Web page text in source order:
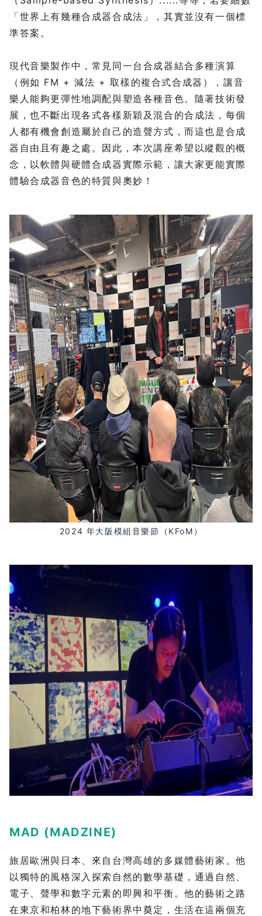
「世界上有幾種合成器合成法」，其實並沒有一個標
準答案。
現代音樂製作中，常見同一台合成器結合多種演算
（例如 FM + 減法 + 取樣的複合式合成器），讓音
樂人能夠更彈性地調配與塑造各種音色。隨著技術發
展，也不斷出現各式各樣新穎及混合的合成法，每個
人都有機會創造屬於自己的造聲方式，而這也是合成
器自由且有趣之處。因此，本次講座希望以縱觀的概
念，以軟體與硬體合成器實際示範，讓大家更能實際
體驗合成器音色的特質與奧妙！
2024 年大阪模組音樂節（KFoM）
MAD (MADZINE)
旅居歐洲與日本、來自台灣高雄的多媒體藝術家。他
以獨特的風格深入探索自然的數學基礎，通過自然、
電子、聲學和數字元素的即興和平衡。他的藝術之路
在東京和柏林的地下藝術界中奠定，生活在這兩個充